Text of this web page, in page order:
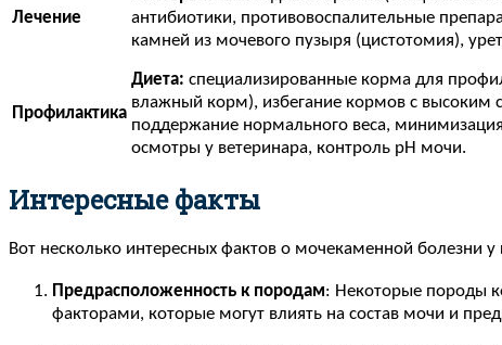
Лечение
антибиотики, противовоспалительные
камней из мочевого пузыря (цистотомия),
Профилактика
Диета: специализированные корма для
влажный корм), избегание кормов с высоким
поддержание нормального веса, минимизация
осмотры у ветеринара, контроль pH мочи.
Интересные факты
Вот несколько интересных фактов о мочекаменной болезни у
Предрасположенность к породам: Некоторые породы
факторами, которые могут влиять на состав мочи и